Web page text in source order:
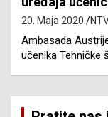
20. Maja 2020.
Ambasada
učenika Tehničke